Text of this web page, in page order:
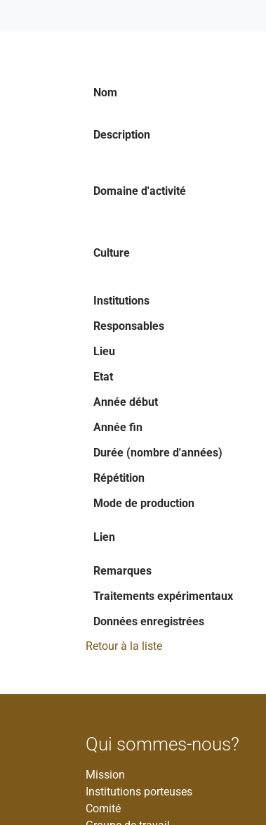
Nom
Description
Domaine d'activité
Culture
Institutions
Responsables
Lieu
Etat
Année début
Année fin
Durée (nombre d'années)
Répétition
Mode de production
Lien
Remarques
Traitements expérimentaux
Données enregistrées
Retour à la liste
Qui sommes-nous?
Mission
Institutions porteuses
Comité